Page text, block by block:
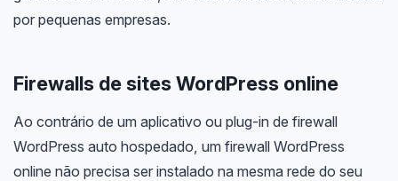
​​por pequenas empresas.
Firewalls de sites WordPress online
Ao contrário de um aplicativo ou plug-in de firewall
WordPress auto hospedado, um firewall WordPress
online não precisa ser instalado na mesma rede do seu